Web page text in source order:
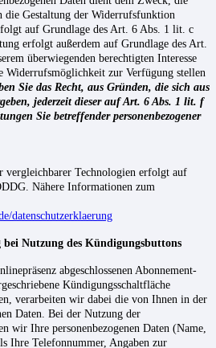
die Gestaltung der Widerrufsfunktion
auf Grundlage des Art. 6 Abs. 1 lit. c
erfolgt außerdem auf Grundlage des Art.
überwiegenden berechtigten Interesse
Widerrufsmöglichkeit zur Verfügung stellen
Sie das Recht, aus Gründen, die sich aus
jederzeit dieser auf Art. 6 Abs. 1 lit. f
Sie betreffender personenbezogener
vergleichbarer Technologien erfolgt auf
Nähere Informationen zum
datenschutzerklaerung
Nutzung des Kündigungsbuttons
abgeschlossenen Abonnement-
Kündigungsschaltfläche
verarbeiten wir dabei die von Ihnen in der
Daten. Bei der Nutzung der
wir Ihre personenbezogenen Daten (Name,
Ihre Telefonnummer, Angaben zur